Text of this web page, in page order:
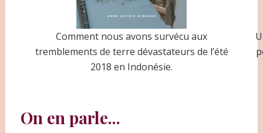
Comment nous avons survécu aux
tremblements de terre dévastateurs de l’été
2018 en Indonésie.
On en parle...